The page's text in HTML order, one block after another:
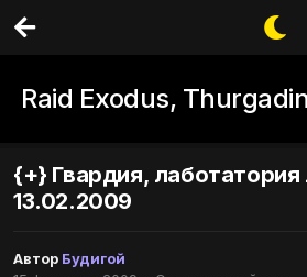
Raid Exodus,
{+} Гвардия,
13.02.2009
Автор Будигой